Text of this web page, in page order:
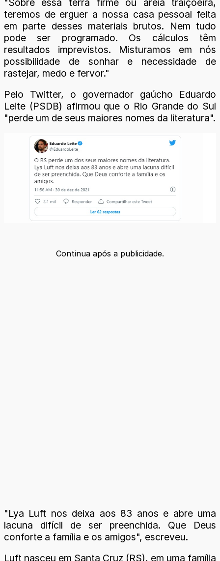
teremos de erguer a nossa casa pessoal feita
em parte desses materiais brutos. Nem tudo
pode ser programado. Os cálculos têm
resultados imprevistos. Misturamos em nós
possibilidade de sonhar e necessidade de
rastejar, medo e fervor."
Pelo Twitter, o governador gaúcho Eduardo
Leite (PSDB) afirmou que o Rio Grande do Sul
"perde um de seus maiores nomes da literatura".
Continua após a publicidade.
"Lya Luft nos deixa aos 83 anos e abre uma
lacuna difícil de ser preenchida. Que Deus
conforte a família e os amigos", escreveu.
Luft nasceu em Santa Cruz (RS), em uma família